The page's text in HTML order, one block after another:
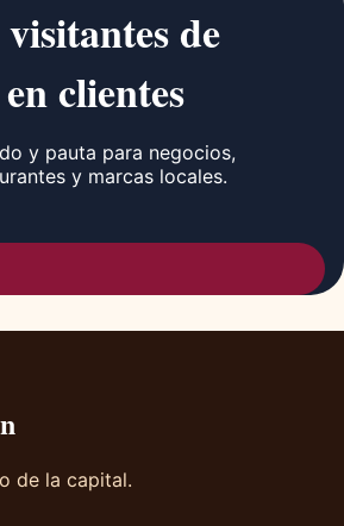
de
clientes
y pauta para negocios,
y marcas locales.
de la capital.